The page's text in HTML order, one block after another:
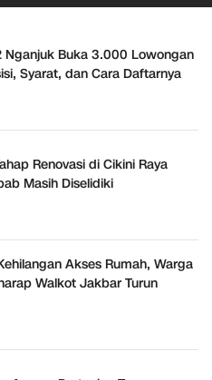
Nganjuk Buka 3.000 Lowongan
Syarat, dan Cara Daftarnya
Renovasi di Cikini Raya
Masih Diselidiki
Akses Rumah, Warga
Walkot Jakbar Turun